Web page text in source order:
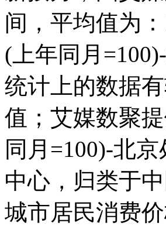
间，平均值为
(上年同月
统计上的数据
值；艾媒数聚
同月=100)-北
中心，归类于
城市居民消费